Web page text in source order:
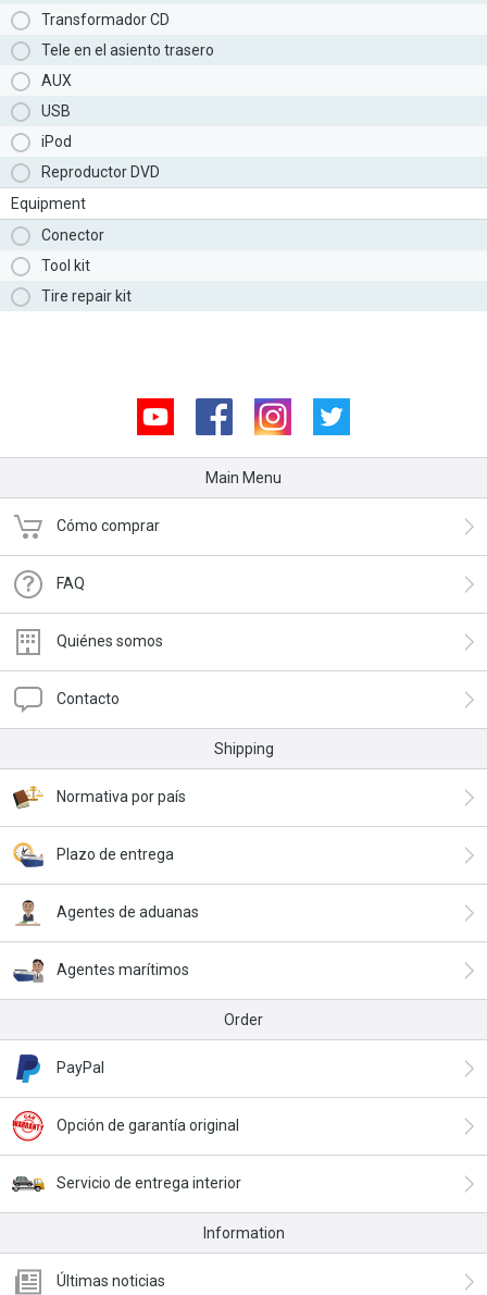
Transformador CD
Tele en el asiento trasero
AUX
USB
iPod
Reproductor DVD
Equipment
Conector
Tool kit
Tire repair kit
Youtube Facebook Instagram
Main Menu
Cómo comprar
FAQ
Quiénes somos
Contacto
Shipping
Normativa por país
Plazo de entrega
Agentes de aduanas
Agentes marítimos
Order
PayPal
Opción de garantía original
Servicio de entrega interior
Information
Últimas noticias